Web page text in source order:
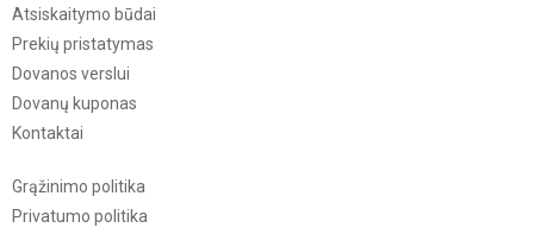
Atsiskaitymo būdai
Prekių pristatymas
Dovanos verslui
Dovanų kuponas
Kontaktai
Grąžinimo politika
Privatumo politika